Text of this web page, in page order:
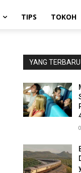
TIPS TOKOH
YANG TERBARU